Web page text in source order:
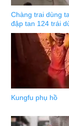
Chàng trai dùng
đập tan 124 trái
Kungfu phụ hồ